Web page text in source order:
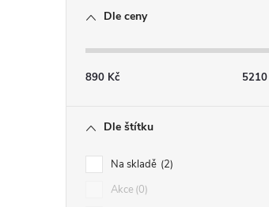
Dle ceny
890 Kč 5210
Dle štítku
Na skladě 2
Akce 0